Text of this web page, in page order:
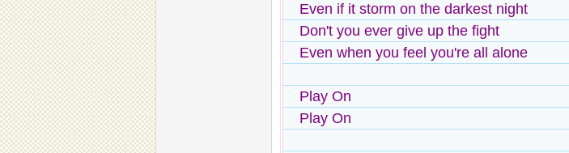
Even if it storm on the darkest night
Don't you ever give up the fight
Even when you feel you're all alone
Play On
Play On